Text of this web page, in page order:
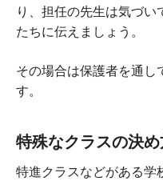
り、担任の先生は気づい
たちに伝えましょう。
その場合は保護者を通し
す。
特殊なクラスの決
特進クラスなどがある学